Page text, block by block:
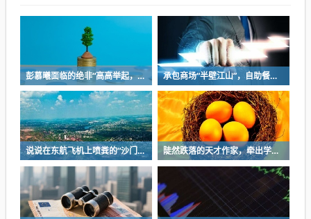
彭慕曦面临的绝非“高高举起，轻轻放下” 承包商场“半壁江山”，自助餐为什么越开越多？
说说在东航飞机上喷粪的“沙门世家” 陡然跌落的天才作家，牵出学界一个惊人的造假联盟